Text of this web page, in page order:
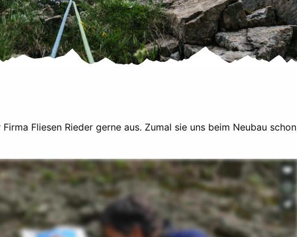
Fliesen Rieder gerne aus. Zumal sie uns beim Neubau schon